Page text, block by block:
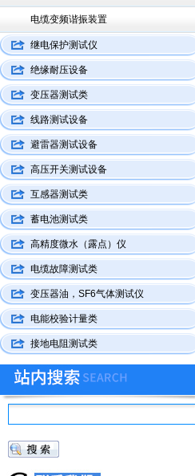
电缆变频谐振装置
继电保护测试仪
绝缘耐压设备
变压器测试类
线路测试设备
避雷器测试设备
高压开关测试设备
互感器测试类
蓄电池测试类
高精度微水（露点）仪
电缆故障测试类
变压器油，SF6气体测试仪
电能校验计量类
接地电阻测试类